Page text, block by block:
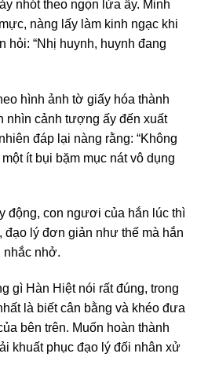
nhót theo ngọn lửa ấy. Minh
nàng lấy làm kinh ngạc khi
hỏi: “Nhị huynh, huynh đang
hình ảnh tờ giấy hóa thành
nhìn cảnh tượng ấy đến xuất
đáp lại nàng rằng: “Không
ít bụi bặm mục nát vô dụng
động, con ngươi của hắn lúc thì
đạo lý đơn giản như thế mà hắn
nhắc nhở.
gì Hàn Hiệt nói rất đúng, trong
là biết cân bằng và khéo đưa
bên trên. Muốn hoàn thành
khuất phục đạo lý đối nhân xử